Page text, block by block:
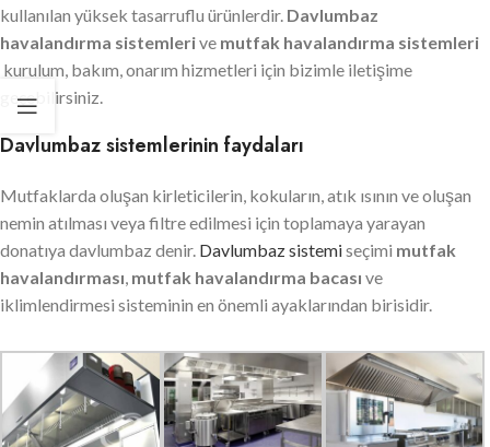
kullanılan yüksek tasarruflu ürünlerdir. Davlumbaz
havalandırma sistemlerive mutfak havalandırma sistemleri
kurulum, bakım, onarım hizmetleri için bizimle iletişime
geçebilirsiniz.
Davlumbaz sistemlerinin faydaları
Mutfaklarda oluşan kirleticilerin, kokuların, atık ısının ve oluşan
nemin atılması veya filtre edilmesi için toplamaya yarayan
donatıya davlumbaz denir. Davlumbaz sistemiseçimi mutfak
havalandırması, mutfak havalandırma bacası ve
iklimlendirmesi sisteminin en önemli ayaklarından birisidir.